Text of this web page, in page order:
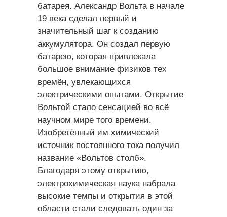
батарея. Александр Вольта в начале
19 века сделал первый и
значительный шаг к созданию
аккумулятора. Он создал первую
батарею, которая привлекала
большое внимание физиков тех
времён, увлекающихся
электрическими опытами. Открытие
Вольтой стало сенсацией во всё
научном мире того времени.
Изобретённый им химический
источник постоянного тока получил
название «Вольтов столб».
Благодаря этому открытию,
электрохимическая наука набрала
высокие темпы и открытия в этой
области стали следовать один за